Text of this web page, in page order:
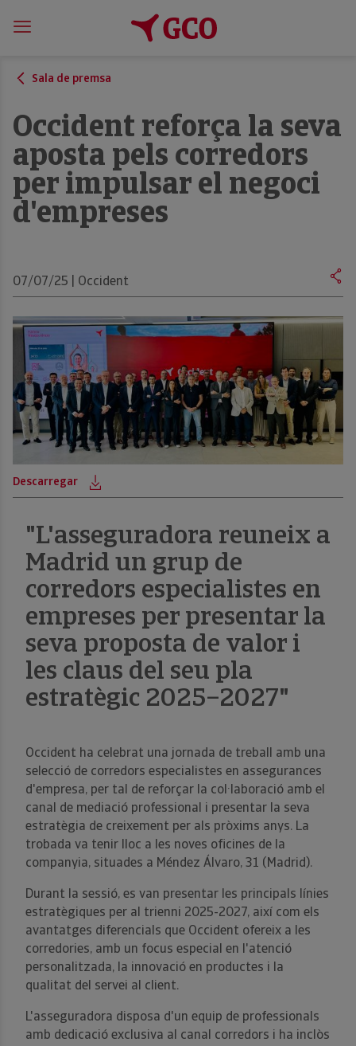
Sala de premsa
Occident reforça la seva
aposta pels corredors
per impulsar el negoci
d'empreses
07/07/25 | Occident
Descarregar
"L'asseguradora reuneix a
Madrid un grup de
corredors especialistes en
empreses per presentar la
seva proposta de valor i
les claus del seu pla
estratègic 2025–2027"
Occident ha celebrat una jornada de treball amb una
selecció de corredors especialistes en assegurances
d'empresa, per tal de reforçar la col·laboració amb el
canal de mediació professional i presentar la seva
estratègia de creixement per als pròxims anys. La
trobada va tenir lloc a les noves oficines de la
companyia, situades a Méndez Álvaro, 31 (Madrid).
Durant la sessió, es van presentar les principals línies
estratègiques per al trienni 2025-2027, així com els
avantatges diferencials que Occident ofereix a les
corredories, amb un focus especial en l'atenció
personalitzada, la innovació en productes i la
qualitat del servei al client.
L'asseguradora disposa d'un equip de professionals
amb dedicació exclusiva al canal corredors i ha inclòs